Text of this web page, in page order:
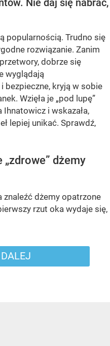
Nie daj się nabrać,
popularnością. Trudno się
rozwiązanie. Zanim
dobrze się
wyglądają
bezpieczne, kryją w sobie
Wzięła je „pod lupę”
i wskazała,
lepiej unikać. Sprawdź,
dżemy
znaleźć dżemy opatrzone
rzut oka wydaje się,